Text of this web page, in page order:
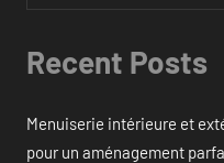
Recent Posts
Menuiserie intérieure et
pour un aménagement